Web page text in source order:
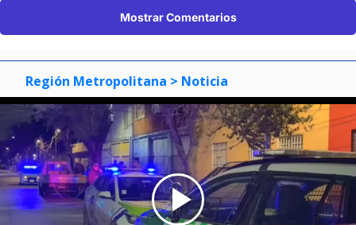
Mostrar Comentarios
Región Metropolitana > Noticia